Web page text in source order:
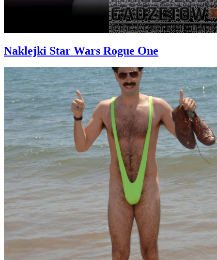
Naklejki Star Wars Rogue One